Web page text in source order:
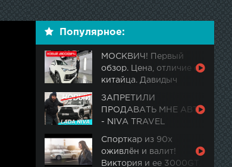
Популярное:
МОСКВИЧ! Первый
обзор. Цена, отличие от
китайца. Давидыч
ЗАПРЕТИЛИ
ПРОДАВАТЬ МНЕ АВТО
- NIVA TRAVEL
Спорткар из 90х
оживлён и валит!
Виктория и ее 3000GT.